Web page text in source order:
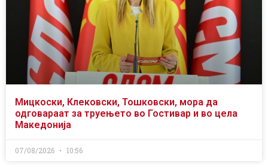
Мицкоски, Клековски, Тошковски, мора да
одговараат за труењето во Гостивар и во цела
Македонија
07/08/2026 10:56